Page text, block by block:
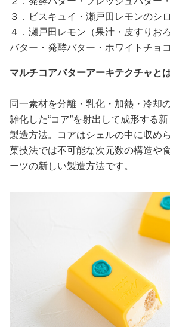
３．ビスキュイ・瀬戸田レモンのシ
４．瀬戸田レモン（果汁・皮すりお
バター・発酵バター・ホワイトチョ
マルチコアバターアーキテクチャと
同一素材を分離・乳化・加熱・冷却
雑化した“コア”を射出して成形する
製造方法。コアはシェルの中に収め
菓技法では不可能な次元数の構造や
ーツの新しい製造方法です。